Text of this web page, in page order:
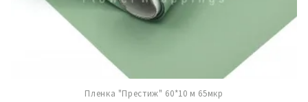
Пленка "Престиж" 60*10 м 65мкр